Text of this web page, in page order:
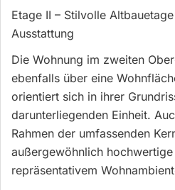
Etage II – Stilvolle
Ausstattung
Die Wohnung im zweiten
ebenfalls über eine
orientiert sich in ihrer
darunterliegenden Einheit.
Rahmen der umfassenden
außergewöhnlich
repräsentativem